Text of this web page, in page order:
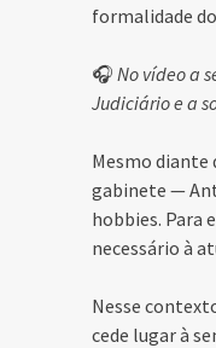
formalidade
🎧 No vídeo a
Judiciário e a
Mesmo diante
gabinete —
hobbies. Para
necessário à
Nesse
cede lugar à